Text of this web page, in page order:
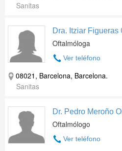
Sanitas
Dra. Itziar Figueras
Oftalmóloga
Ver teléfono
08021, Barcelona, Barcelona.
Sanitas
Dr. Pedro Meroño
Oftalmólogo
Ver teléfono